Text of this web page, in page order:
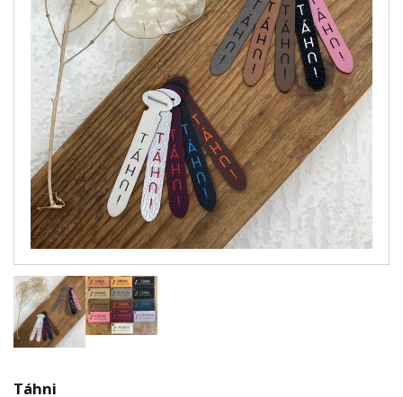
Táhni